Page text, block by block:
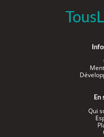
En
Qui